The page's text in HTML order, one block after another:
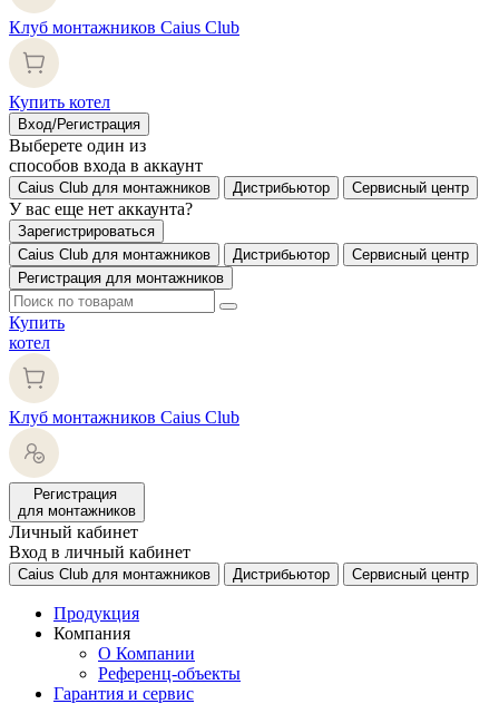
Клуб монтажников Caius Club
Купить котел
Вход/Регистрация
Выберете один из
способов входа в аккаунт
Caius Club для монтажников Дистрибьютор Сервисный центр
У вас еще нет аккаунта?
Зарегистрироваться
Caius Club для монтажников
Дистрибьютор
Сервисный центр
Регистрация для монтажников
Купить
котел
Клуб монтажников Caius Club
Регистрация
для монтажников
Личный кабинет
Вход в личный кабинет
Caius Club для монтажников Дистрибьютор Сервисный центр
Продукция
Компания
О Компании
Референц-объекты
Гарантия и сервис